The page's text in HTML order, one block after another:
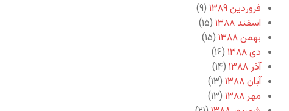
فروردین ۱۳۸۹
(۹)
اسفند ۱۳۸۸
(۱۵)
بهمن ۱۳۸۸
(۱۵)
دی ۱۳۸۸
(۱۶)
آذر ۱۳۸۸
(۱۴)
آبان ۱۳۸۸
(۱۳)
مهر ۱۳۸۸
(۱۳)